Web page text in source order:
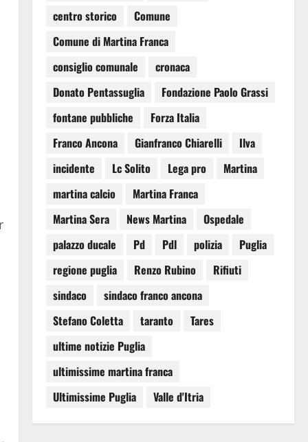
centro storico
Comune
Comune di Martina Franca
consiglio comunale
cronaca
Donato Pentassuglia
Fondazione Paolo Grassi
fontane pubbliche
Forza Italia
Franco Ancona
Gianfranco Chiarelli
Ilva
incidente
Lc Solito Lega pro
Martina
martina calcio
Martina Franca
Martina Sera
News Martina
Ospedale
palazzo ducale
Pd Pdl polizia
Puglia
regione puglia
Renzo Rubino
Rifiuti
sindaco
sindaco franco ancona
Stefano Coletta
taranto
Tares
ultime notizie Puglia
ultimissime martina franca
Ultimissime Puglia
Valle d'Itria